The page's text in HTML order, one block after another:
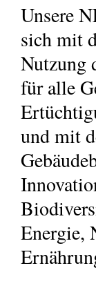
Unsere
sich mit
Nutzung
für alle
und mit
Energie,